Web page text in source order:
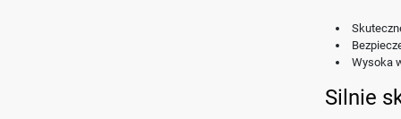
Wysoka
Silnie